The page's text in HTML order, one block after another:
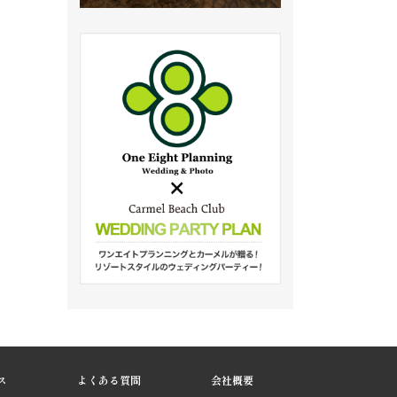
よくある質問 会社概要